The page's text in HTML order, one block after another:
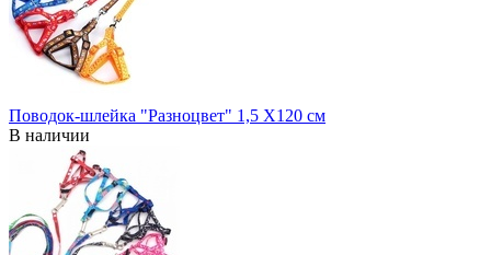
Поводок-шлейка "Разноцвет" 1,5 Х120 см
В наличии